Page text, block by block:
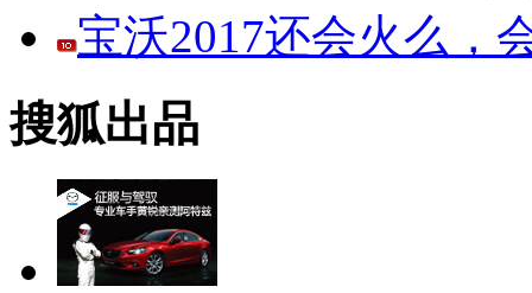
宝沃2017还会火么，
搜狐出品